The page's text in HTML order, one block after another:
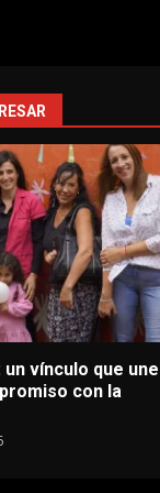
un vínculo que une
con la